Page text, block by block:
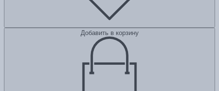
Добавить в корзину